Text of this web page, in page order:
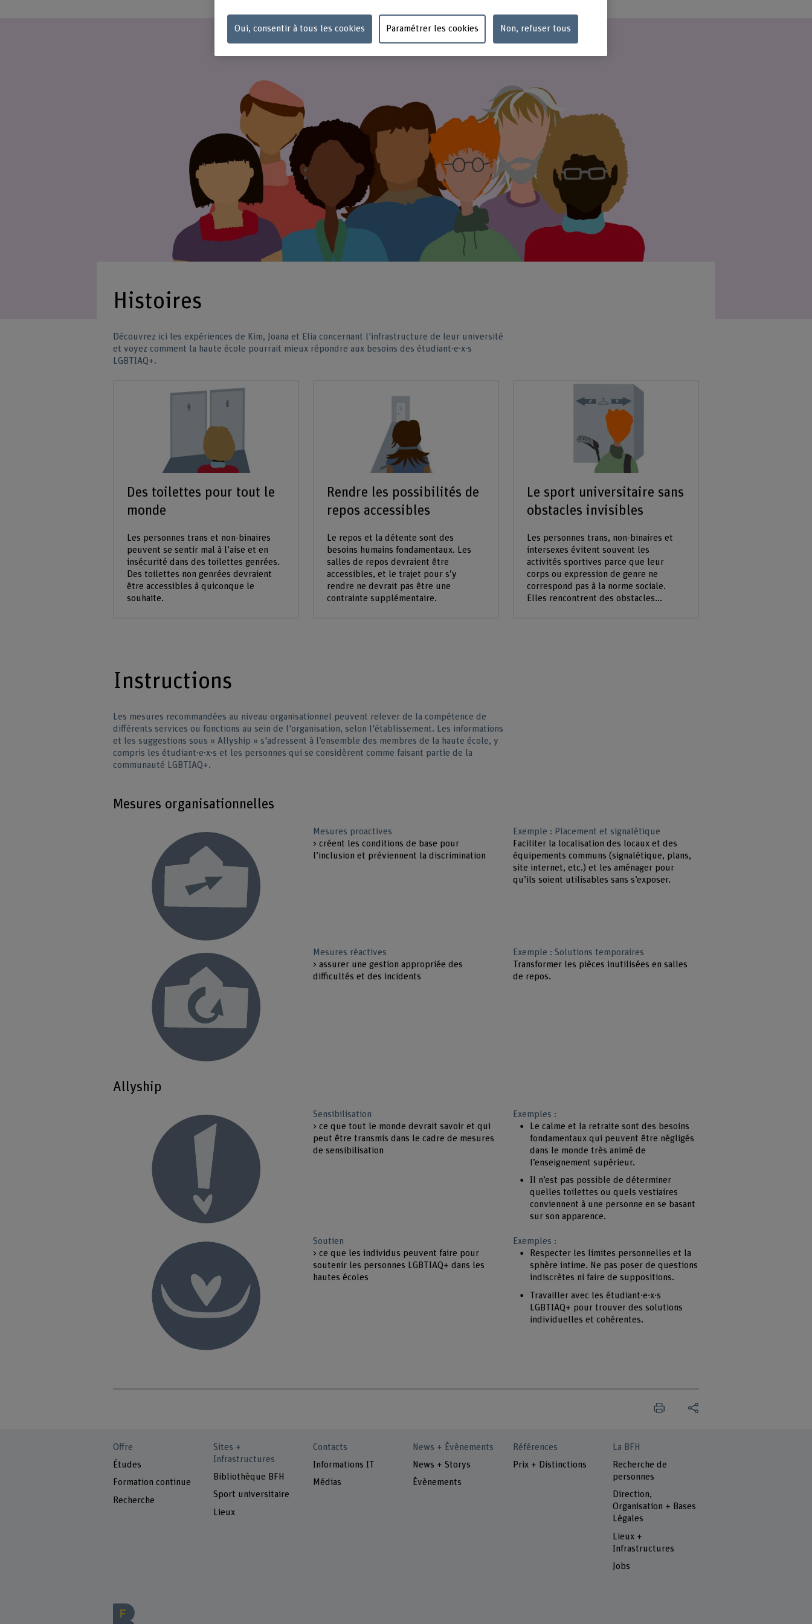
Histoires
Découvrez ici les expériences de Kim, Joana et Elia concernant l'infrastructure de leur université
et voyez comment la haute école pourrait mieux répondre aux besoins des étudiant·e·x·s
LGBTIAQ+.
Des toilettes pour tout le
monde
Les personnes trans et non-binaires
peuvent se sentir mal à l’aise et en
insécurité dans des toilettes genrées.
Des toilettes non genrées devraient
être accessibles à quiconque le
souhaite.
Rendre les possibilités de
repos accessibles
Le repos et la détente sont des
besoins humains fondamentaux. Les
salles de repos devraient être
accessibles, et le trajet pour s’y
rendre ne devrait pas être une
contrainte supplémentaire.
Le sport universitaire sans
obstacles invisibles
Les personnes trans, non-binaires et
intersexes évitent souvent les
activités sportives parce que leur
corps ou expression de genre ne
correspond pas à la norme sociale.
Elles rencontrent des obstacles...
Instructions
Les mesures recommandées au niveau organisationnel peuvent relever de la compétence de
différents services ou fonctions au sein de l'organisation, selon l'établissement. Les informations
et les suggestions sous « Allyship » s'adressent à l’ensemble des membres de la haute école, y
compris les étudiant·e·x·s et les personnes qui se considèrent comme faisant partie de la
communauté LGBTIAQ+.
Mesures organisationnelles
Mesures proactives
> créent les conditions de base pour
l’inclusion et préviennent la discrimination
Exemple : Placement et signalétique
Faciliter la localisation des locaux et des
équipements communs (signalétique, plans,
site internet, etc.) et les aménager pour
qu’ils soient utilisables sans s’exposer.
Mesures réactives
> assurer une gestion appropriée des
difficultés et des incidents
Exemple : Solutions temporaires
Transformer les pièces inutilisées en salles
de repos.
Allyship
Sensibilisation
> ce que tout le monde devrait savoir et qui
peut être transmis dans le cadre de mesures
de sensibilisation
Exemples :
Le calme et la retraite sont des besoins
fondamentaux qui peuvent être négligés
dans le monde très animé de
l’enseignement supérieur.
Il n’est pas possible de déterminer
quelles toilettes ou quels vestiaires
conviennent à une personne en se basant
sur son apparence.
Soutien
> ce que les individus peuvent faire pour
soutenir les personnes LGBTIAQ+ dans les
hautes écoles
Exemples :
Respecter les limites personnelles et la
sphère intime. Ne pas poser de questions
indiscrètes ni faire de suppositions.
Travailler avec les étudiant·e·x·s
LGBTIAQ+ pour trouver des solutions
individuelles et cohérentes.
Offre
Études
Formation continue
Recherche
Sites +
Infrastructures
Bibliothèque BFH
Sport universitaire
Lieux
Contacts
Informations IT
Médias
News + Évènements
News + Storys
Évènements
Références
Prix + Distinctions
La BFH
Recherche de
personnes
Direction,
Organisation + Bases
Légales
Lieux +
Infrastructures
Jobs
Oui, consentir à tous les cookies Paramétrer les cookies Non, refuser tous